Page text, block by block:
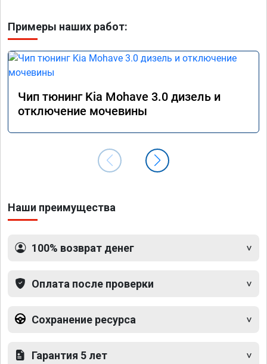
Примеры наших работ:
Чип тюнинг Kia Mohave 3.0 дизель и
отключение мочевины
Наши преимущества
100% возврат денег
Оплата после проверки
Сохранение ресурса
Гарантия 5 лет